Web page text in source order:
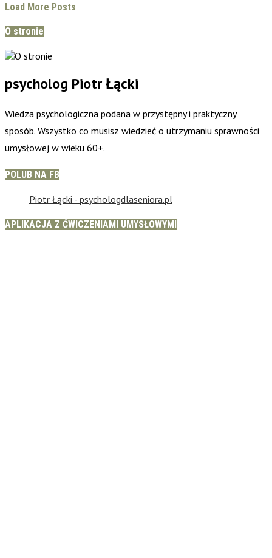
Load More Posts
O stronie
psycholog Piotr Łącki
Wiedza psychologiczna podana w przystępny i praktyczny
sposób. Wszystko co musisz wiedzieć o utrzymaniu sprawności
umysłowej w wieku 60+.
POLUB NA FB
Piotr Łącki - psychologdlaseniora.pl
APLIKACJA Z ĆWICZENIAMI UMYSŁOWYMI